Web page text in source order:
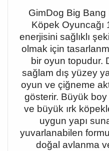
GimDog Big
Köpek Oyuncağı
enerjisini sağlıklı
olmak için
bir oyun topudur.
sağlam dış yüzey
oyun ve çiğneme
gösterir. Büyük boy
ve büyük ırk
uygun yapı
yuvarlanabilen
doğal avlanma